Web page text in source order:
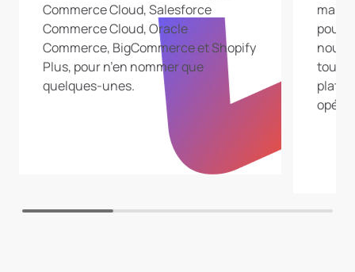
Commerce Cloud, Salesforce
Commerce Cloud, Oracle
Commerce, BigCommerce et Shopify
Plus, pour n’en nommer que
quelques-unes.
pour
nous